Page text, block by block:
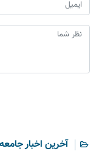
آخرین اخبار جامعه